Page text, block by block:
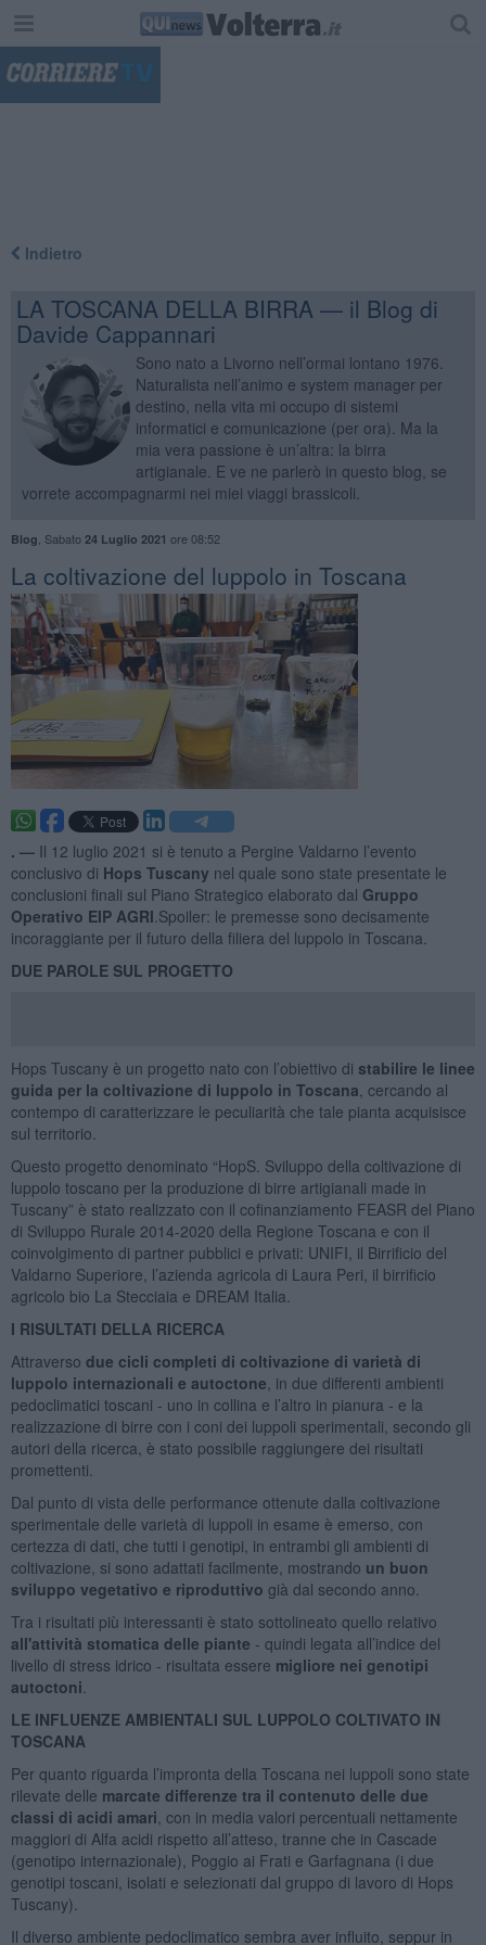
Indietro
LA TOSCANA DELLA BIRRA — il Blog di
Davide Cappannari
Sono nato a Livorno nell’ormai lontano 1976.
Naturalista nell’animo e system manager per
destino, nella vita mi occupo di sistemi
informatici e comunicazione (per ora). Ma la
mia vera passione è un’altra: la birra
artigianale. E ve ne parlerò in questo blog, se
vorrete accompagnarmi nei miei viaggi brassicoli.
Blog Sabato 24 Luglio 2021 ore 08:52
La coltivazione del luppolo in Toscana
. — Il 12 luglio 2021 si è tenuto a Pergine Valdarno l’evento
conclusivo di Hops Tuscany nel quale sono state presentate le
conclusioni finali sul Piano Strategico elaborato dal Gruppo
Operativo EIP AGRI .Spoiler: le premesse sono decisamente
incoraggiante per il futuro della filiera del luppolo in Toscana.
DUE PAROLE SUL PROGETTO
Hops Tuscany è un progetto nato con l’obiettivo di stabilire le linee
guida per la coltivazione di luppolo in Toscana , cercando al
contempo di caratterizzare le peculiarità che tale pianta acquisisce
sul territorio.
Questo progetto denominato “HopS. Sviluppo della coltivazione di
luppolo toscano per la produzione di birre artigianali made in
Tuscany” è stato realizzato con il cofinanziamento FEASR del Piano
di Sviluppo Rurale 2014-2020 della Regione Toscana e con il
coinvolgimento di partner pubblici e privati: UNIFI, il Birrificio del
Valdarno Superiore, l’azienda agricola di Laura Peri, il birrificio
agricolo bio La Stecciaia e DREAM Italia.
I RISULTATI DELLA RICERCA
Attraverso due cicli completi di coltivazione di varietà di
luppolo internazionali e autoctone , in due differenti ambienti
pedoclimatici toscani - uno in collina e l’altro in pianura - e la
realizzazione di birre con i coni dei luppoli sperimentali, secondo gli
autori della ricerca, è stato possibile raggiungere dei risultati
promettenti.
Dal punto di vista delle performance ottenute dalla coltivazione
sperimentale delle varietà di luppoli in esame è emerso, con
certezza di dati, che tutti i genotipi, in entrambi gli ambienti di
coltivazione, si sono adattati facilmente, mostrando un buon
sviluppo vegetativo e riproduttivo già dal secondo anno.
Tra i risultati più interessanti è stato sottolineato quello relativo
all'attività stomatica delle piante - quindi legata all’indice del
livello di stress idrico - risultata essere migliore nei genotipi
autoctoni
LE INFLUENZE AMBIENTALI SUL LUPPOLO COLTIVATO IN
TOSCANA
Per quanto riguarda l’impronta della Toscana nei luppoli sono state
rilevate delle marcate differenze tra il contenuto delle due
classi di acidi amari , con in media valori percentuali nettamente
maggiori di Alfa acidi rispetto all’atteso, tranne che in Cascade
(genotipo internazionale), Poggio ai Frati e Garfagnana (i due
genotipi toscani, isolati e selezionati dal gruppo di lavoro di Hops
Tuscany).
Il diverso ambiente pedoclimatico sembra aver influito, seppur in